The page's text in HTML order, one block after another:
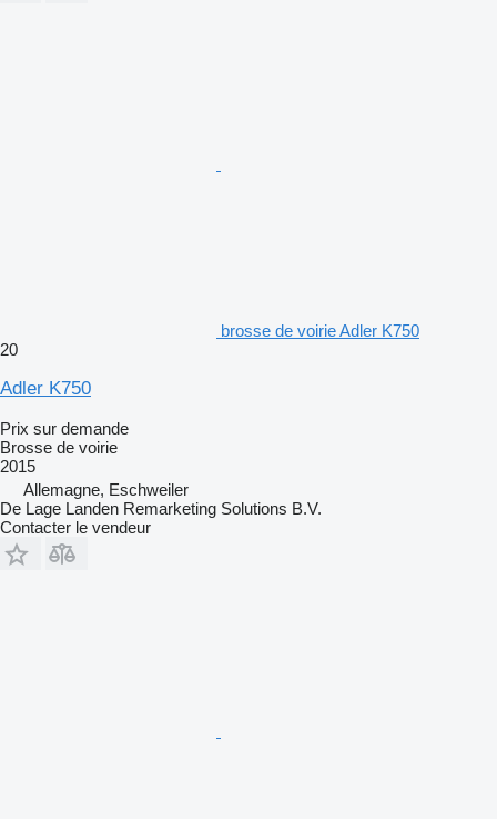
brosse de voirie Adler K750
20
Adler K750
Prix sur demande
Brosse de voirie
2015
Allemagne, Eschweiler
De Lage Landen Remarketing Solutions B.V.
Contacter le vendeur